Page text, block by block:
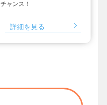
チャンス！
詳細を見る